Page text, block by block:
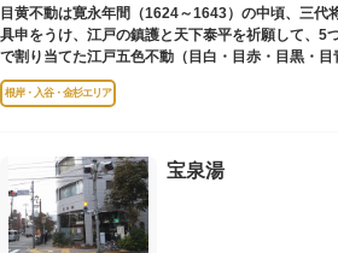
目黄不動は寛永年間（1624～1643）の中頃、三代
具申をうけ、江戸の鎮護と天下泰平を祈願して、5
で割り当てた江戸五色不動（目白・目赤・目黒・目
根岸・入谷・金杉エリア
宝泉湯